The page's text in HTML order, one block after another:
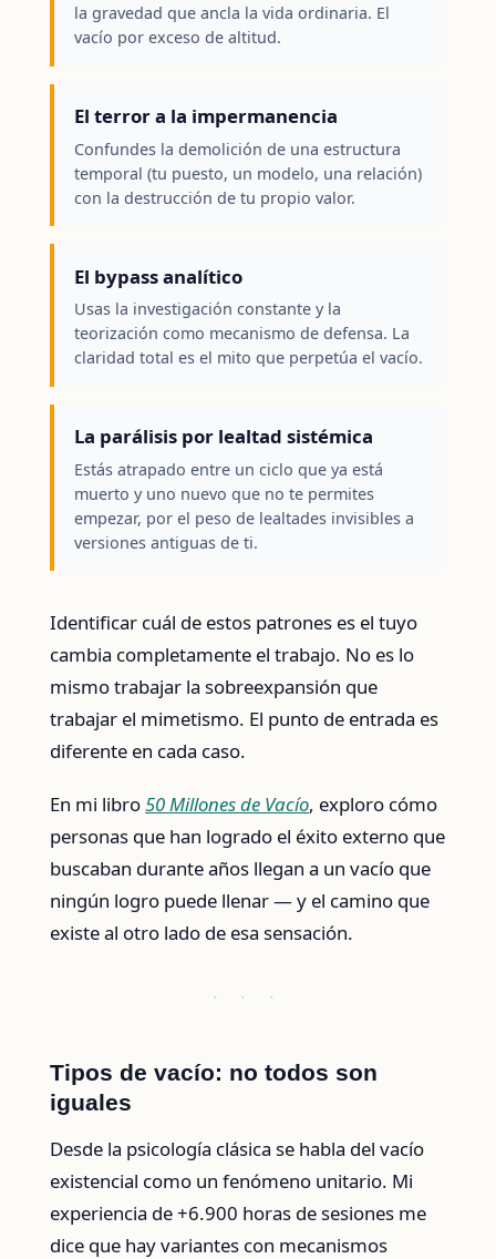
la gravedad que ancla la vida ordinaria. El
vacío por exceso de altitud.
El terror a la impermanencia
Confundes la demolición de una estructura
temporal (tu puesto, un modelo, una relación)
con la destrucción de tu propio valor.
El bypass analítico
Usas la investigación constante y la
teorización como mecanismo de defensa. La
claridad total es el mito que perpetúa el vacío.
La parálisis por lealtad sistémica
Estás atrapado entre un ciclo que ya está
muerto y uno nuevo que no te permites
empezar, por el peso de lealtades invisibles a
versiones antiguas de ti.
Identificar cuál de estos patrones es el tuyo
cambia completamente el trabajo. No es lo
mismo trabajar la sobreexpansión que
trabajar el mimetismo. El punto de entrada es
diferente en cada caso.
En mi libro50 Millones de Vacío, exploro cómo
personas que han logrado el éxito externo que
buscaban durante años llegan a un vacío que
ningún logro puede llenar — y el camino que
existe al otro lado de esa sensación.
· · ·
Tipos de vacío: no todos son
iguales
Desde la psicología clásica se habla del vacío
existencial como un fenómeno unitario. Mi
experiencia de +6.900 horas de sesiones me
dice que hay variantes con mecanismos